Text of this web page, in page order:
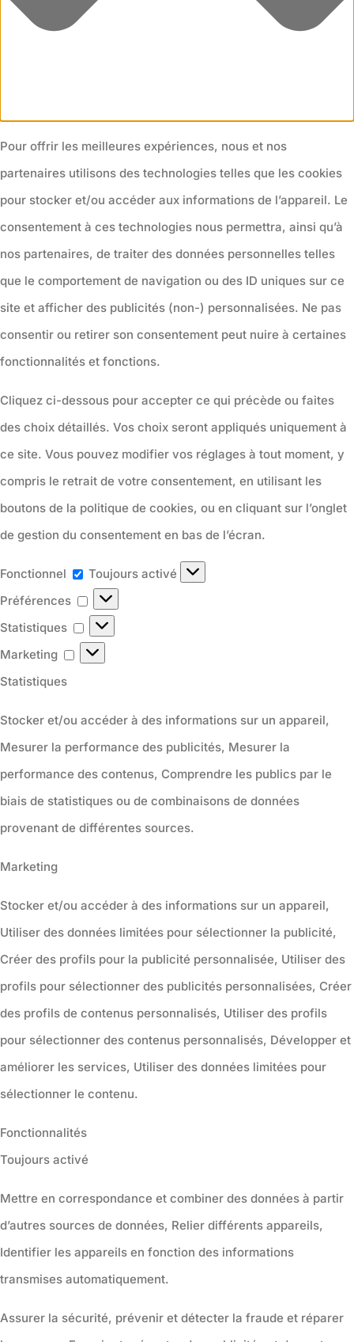
Pour offrir les meilleures expériences, nous et nos
partenaires utilisons des technologies telles que les cookies
pour stocker et/ou accéder aux informations de l’appareil. Le
consentement à ces technologies nous permettra, ainsi qu’à
nos partenaires, de traiter des données personnelles telles
que le comportement de navigation ou des ID uniques sur ce
site et afficher des publicités (non-) personnalisées. Ne pas
consentir ou retirer son consentement peut nuire à certaines
fonctionnalités et fonctions.
Cliquez ci-dessous pour accepter ce qui précède ou faites
des choix détaillés. Vos choix seront appliqués uniquement à
ce site. Vous pouvez modifier vos réglages à tout moment, y
compris le retrait de votre consentement, en utilisant les
boutons de la politique de cookies, ou en cliquant sur l’onglet
de gestion du consentement en bas de l’écran.
Fonctionnel Fonctionnel
Toujours activé
Préférences
Préférences
Statistiques
Statistiques
Marketing
Marketing
Statistiques
Stocker et/ou accéder à des informations sur un appareil,
Mesurer la performance des publicités, Mesurer la
performance des contenus, Comprendre les publics par le
biais de statistiques ou de combinaisons de données
provenant de différentes sources.
Marketing
Stocker et/ou accéder à des informations sur un appareil,
Utiliser des données limitées pour sélectionner la publicité,
Créer des profils pour la publicité personnalisée, Utiliser des
profils pour sélectionner des publicités personnalisées, Créer
des profils de contenus personnalisés, Utiliser des profils
pour sélectionner des contenus personnalisés, Développer et
améliorer les services, Utiliser des données limitées pour
sélectionner le contenu.
Fonctionnalités
Toujours activé
Mettre en correspondance et combiner des données à partir
d’autres sources de données, Relier différents appareils,
Identifier les appareils en fonction des informations
transmises automatiquement.
Assurer la sécurité, prévenir et détecter la fraude et réparer